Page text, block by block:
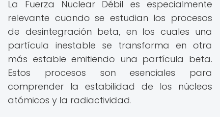
La Fuerza Nuclear Débil es especialmente
relevante cuando se estudian los procesos
de desintegración beta, en los cuales una
partícula inestable se transforma en otra
más estable emitiendo una partícula beta.
Estos procesos son esenciales para
comprender la estabilidad de los núcleos
atómicos y la radiactividad.